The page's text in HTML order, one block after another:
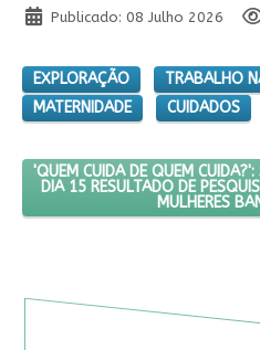
Publicado: 08 Julho 2026
EXPLORAÇÃO
TRABALHO
MATERNIDADE
CUIDADOS
PRÓXIMO ARTIGO: 'QUEM
'QUEM CUIDA DE QUEM
DIA 15 RESULTADO DE
MULHERES